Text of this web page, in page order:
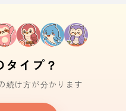
イプ？
続け方が分かります